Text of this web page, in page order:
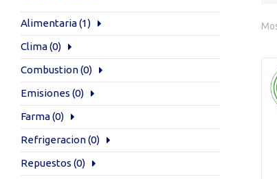
Alimentaria(1)
Clima(0)
Combustion(0)
Emisiones (0)
Farma(0)
Refrigeracion(0)
Repuestos (0)